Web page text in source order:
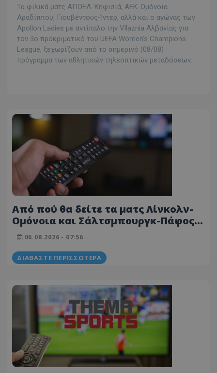
Τα φιλικά ματς ΑΠΟΕΛ-Κηφισιά, ΑΕΚ-Ομόνοια
Αραδίππου, Γιουβέντους-Ίντερ, αλλά και ο αγώνας των
Apollon Ladies με αντίπαλο την Vllaznia Αλβανίας για
τον 3ο προκριματικό του UEFA Women's Champions
League, ξεχωρίζουν από το σημερινό (08/08)
πρόγραμμα των αθλητικών τηλεοπτικών μεταδόσεων.
Από πού θα δείτε τα ματς Λίνκολν-
Ομόνοια και Σάλτσμπουργκ-Πάφος
(ΜΕΤΑΔΟΣΕΙΣ 06/08)
06.08.2026 - 07:56
ΔΙΑΒΆΣΤΕ ΠΕΡΙΣΣΌΤΕΡΑ